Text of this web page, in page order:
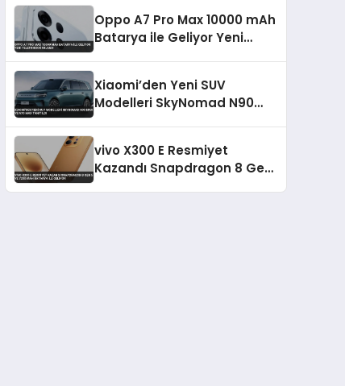
Yükseliyor
Oppo A7 Pro Max 10000 mAh
Batarya ile Geliyor Yeni
Xiaomi’den Yeni SUV
Modelleri SkyNomad N90
vivo X300 E Resmiyet
Kazandı Snapdragon 8 Gen